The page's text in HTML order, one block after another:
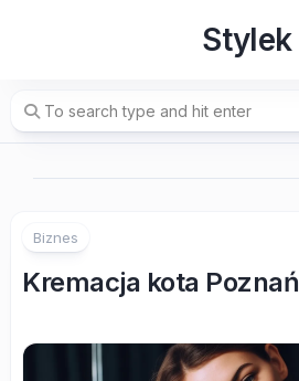
Stylek
Biznes
Kremacja kota Poznań